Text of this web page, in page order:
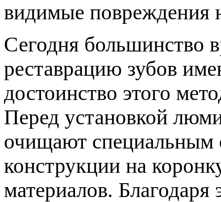
идимые повреждения
Сегодня большинство
реставрацию зубов
достоинство этого
Перед установкой
очищают специальным
конструкции на
материалов.